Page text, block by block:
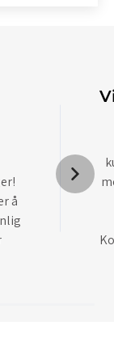
å